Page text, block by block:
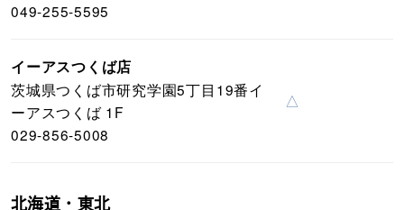
049-255-5595
イーアスつくば店
茨城県つくば市研究学園5丁目19番イ
ーアスつくば 1F
029-856-5008
△
北海道・東北